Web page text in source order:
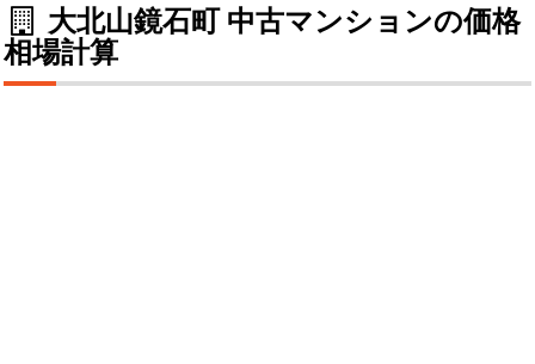
大北山鏡石町 中古マンションの価格
相場計算